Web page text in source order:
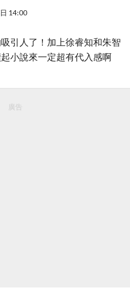
14:00
引人了！加上徐睿知和朱智
小說來一定超有代入感啊
廣告